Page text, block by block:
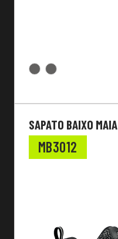
SAPATO BAIXO MAIA
MB3012